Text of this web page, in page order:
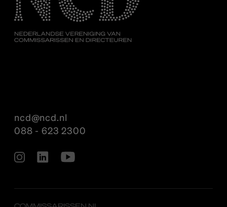
ncd@ncd.nl
088 - 623 2300